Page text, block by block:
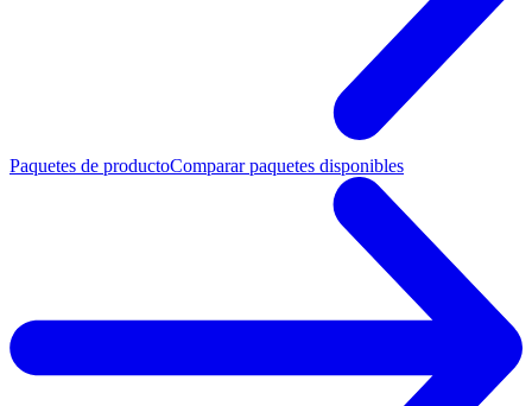
Paquetes de productoComparar paquetes disponibles